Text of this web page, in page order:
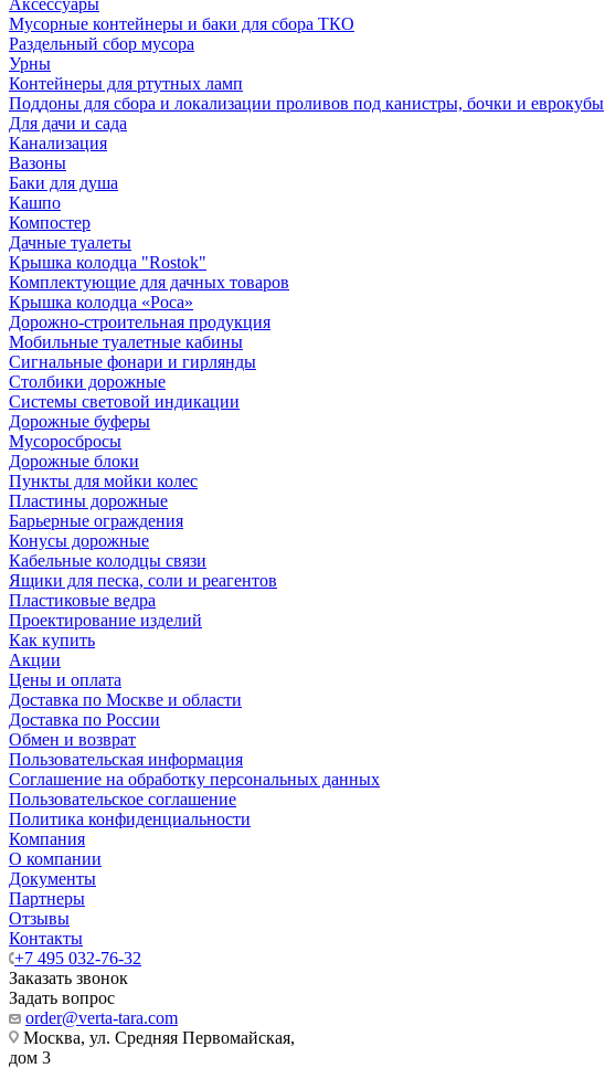
Аксессуары
Мусорные контейнеры и баки для сбора ТКО
Раздельный сбор мусора
Урны
Контейнеры для ртутных ламп
Поддоны для сбора и локализации проливов под канистры, бочки и еврокубы
Для дачи и сада
Канализация
Вазоны
Баки для душа
Кашпо
Компостер
Дачные туалеты
Крышка колодца "Rostok"
Комплектующие для дачных товаров
Крышка колодца «Роса»
Дорожно-строительная продукция
Мобильные туалетные кабины
Сигнальные фонари и гирлянды
Столбики дорожные
Системы световой индикации
Дорожные буферы
Мусоросбросы
Дорожные блоки
Пункты для мойки колес
Пластины дорожные
Барьерные ограждения
Конусы дорожные
Кабельные колодцы связи
Ящики для песка, соли и реагентов
Пластиковые ведра
Проектирование изделий
Как купить
Акции
Цены и оплата
Доставка по Москве и области
Доставка по России
Обмен и возврат
Пользовательская информация
Соглашение на обработку персональных данных
Пользовательское соглашение
Политика конфиденциальности
Компания
О компании
Документы
Партнеры
Отзывы
Контакты
+7 495 032-76-32
Заказать звонок
Задать вопрос
order@verta-tara.com
Москва, ул. Средняя Первомайская,
дом 3